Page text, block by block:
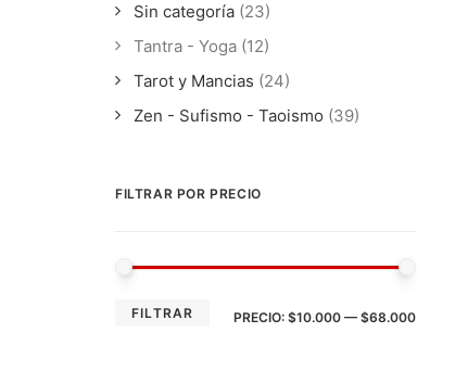
Sin categoría (23)
Tantra - Yoga (12)
Tarot y Mancias (24)
Zen - Sufismo - Taoismo (39)
FILTRAR POR PRECIO
FILTRAR PRECIO: $10.000 — $68.000